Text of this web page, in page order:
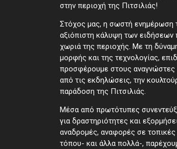
στην περιοχή της Πιτσιλιάς!
Στόχος μας, η σωστή ενημέρωση
αξιόπιστη κάλυψη των
χωριά της περιοχής. Με τη
μορφής και της τεχνολογίας,
προσφέρουμε στους αναγνώστες
από τις εκδηλώσεις, την
παράδοση της Πιτσιλιάς.
Μέσα από πρωτότυπες
για δραστηριότητες και
αναδρομές, αναφορές σε τοπικές
τόπου- και άλλα πολλά-,